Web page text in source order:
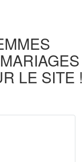
LE SITE !